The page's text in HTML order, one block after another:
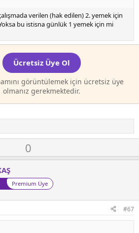
verilen (hak edilen) 2. yemek için
bu istisna günlük 1 yemek için mi
Ücretsiz Üye Ol
görüntülemek için ücretsiz üye
olmanız gerekmektedir.
O
y
a
0
o
n
v
o
t
e
Premium Üye
#67